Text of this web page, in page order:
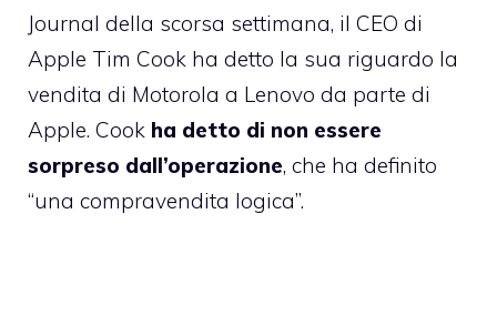
Journal della scorsa settimana, il CEO di
Apple Tim Cook ha detto la sua riguardo la
vendita di Motorola a Lenovo da parte di
Apple. Cook ha detto di non essere
sorpreso dall’operazione, che ha definito
“una compravendita logica”.